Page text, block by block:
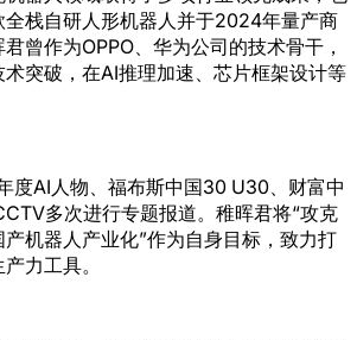
全栈自研人形机器人并于2024年量产商
曾作为OPPO、华为公司的技术骨干，
突破，在AI推理加速、芯片框架设计等
度AI人物、福布斯中国30 U30、财富中
多次进行专题报道。稚晖君将“攻克
机器人产业化”作为自身目标，致力打
力工具。